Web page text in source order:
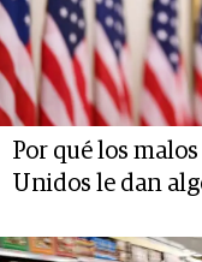
Por qué los
Unidos le dan